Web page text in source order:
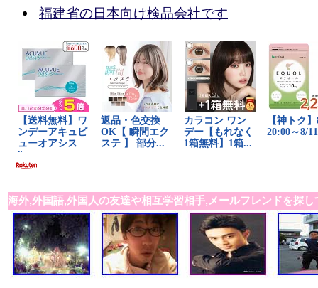
福建省の日本向け検品会社です
海外,外国語,外国人の友達や相互学習相手,メールフレンドを探し